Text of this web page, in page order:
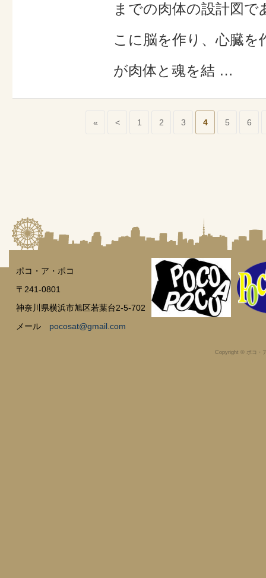
までの肉体の設計図
こに脳を作り、心臓
が肉体と魂を結 …
« < 1 2 3 4 5 6
ポコ・ア・ポコ
〒241-0801
神奈川県横浜市旭区若葉台2-5-702
メール pocosat@gmail.com
Copyright © ポコ・